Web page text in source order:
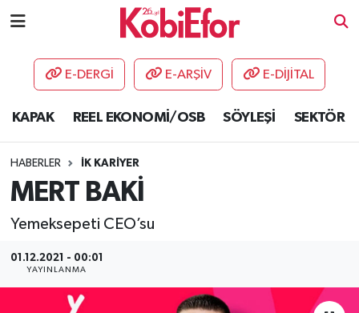
E-DERGİ E-ARŞİV E-DİJİTAL
KAPAK REEL EKONOMİ/OSB SÖYLEŞİ SEKTÖR
HABERLER İK KARİYER
MERT BAKİ
Yemeksepeti CEO’su
01.12.2021 - 00:01
YAYINLANMA
AKADEMİ
DESTEK-TEŞVİK
ETKİNLİK
GÜNCEL
HABERLER
KAPAK